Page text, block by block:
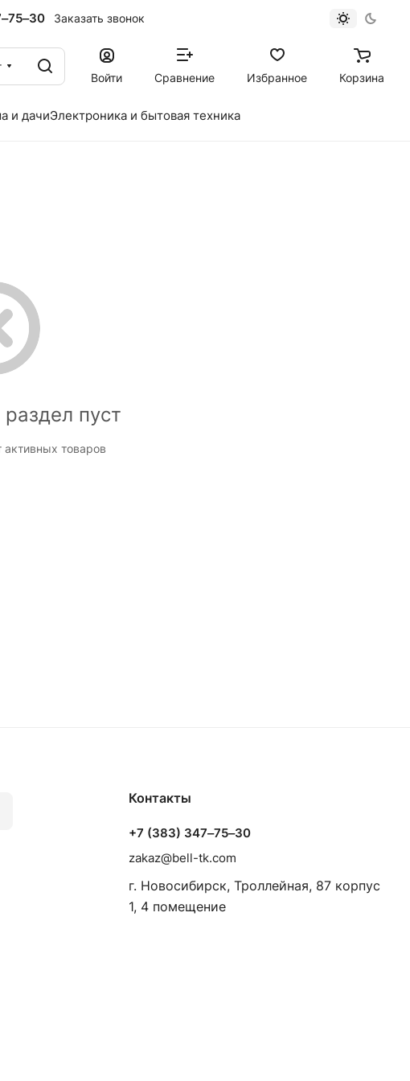
Заказать звонок
Войти
Сравнение Избранное Корзина
и дачиЭлектроника и бытовая техника
пуст
товаров
Контакты
+7 (383) 347‒75‒30
zakaz@bell-tk.com
г. Новосибирск, ​Троллейная, 87 корпус
1, 4 помещение